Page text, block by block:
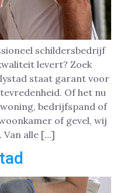
schildersbedrijf
levert? Zoek
staat garant voor
Of het nu
bedrijfspand of
of gevel, wij
Van alle […]